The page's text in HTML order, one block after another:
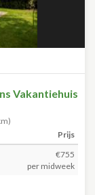
Vakantiehuis
Prijs
€755
per midweek